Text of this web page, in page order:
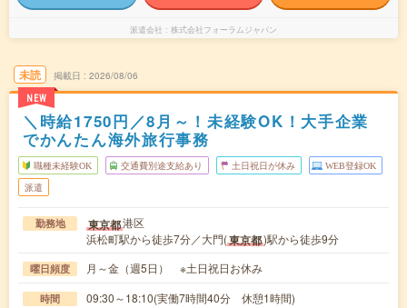
派遣会社 株式会社フォーラムジャパン
未読
NEW
掲載日 2026/08/06
＼時給1750円／8月～！未経験OK！大手企業
でかんたん海外旅行事務
職種未経験OK 交通費別途支給あり 土日祝日が休み WEB登録OK
派遣
勤務地 東京都港区
浜松町駅から徒歩7分／大門(東京都)駅から徒歩9分
曜日頻度 月～金（週5日） ※土日祝日お休み
時間 09:30～18:10(実働7時間40分 休憩1時間)